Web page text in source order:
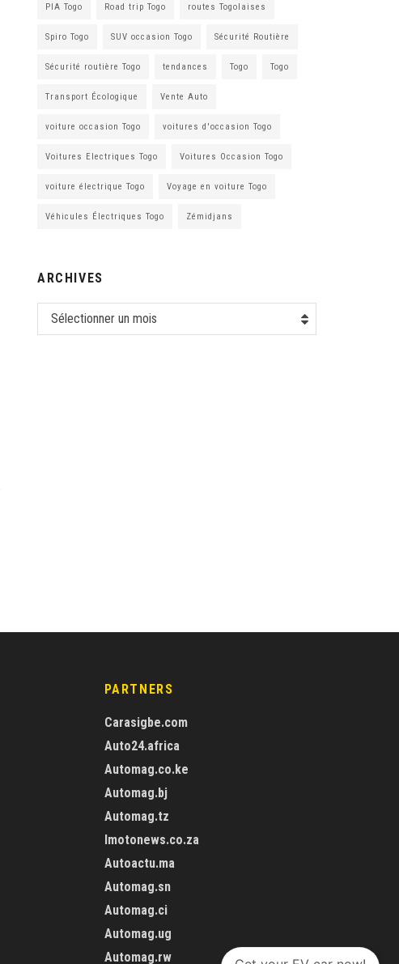
PIA Togo Road trip Togo routes Togolaises
Spiro Togo SUV occasion Togo Sécurité Routière
Sécurité routière Togo tendances Togo Togo
Transport Écologique Vente Auto
voiture occasion Togo voitures d'occasion Togo
Voitures Electriques Togo Voitures Occasion Togo
voiture électrique Togo Voyage en voiture Togo
Véhicules Électriques Togo Zémidjans
ARCHIVES
Sélectionner un mois
PARTNERS
Carasigbe.com
Auto24.africa
Automag.co.ke
Automag.bj
Automag.tz
Imotonews.co.za
Autoactu.ma
Automag.sn
Automag.ci
Automag.ug
Automag.rw